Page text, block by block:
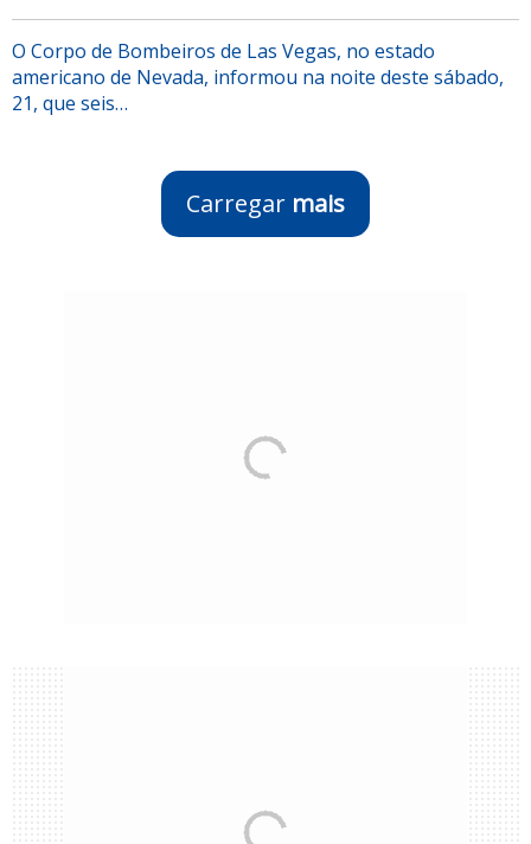
O Corpo de Bombeiros de Las Vegas, no estado
americano de Nevada, informou na noite deste sábado,
21, que seis…
Carregar mais